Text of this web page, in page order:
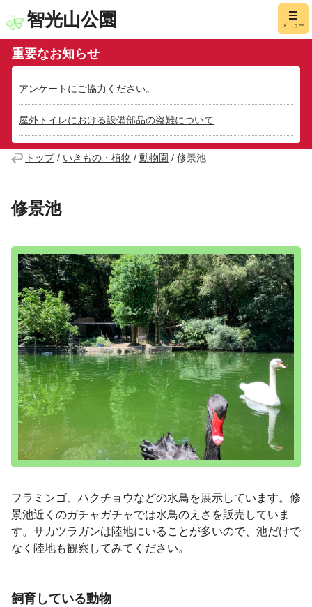
智光山公園 メニュー
重要なお知らせ
アンケートにご協力ください。
屋外トイレにおける設備部品の盗難について
トップ/ いきもの・植物 / 動物園 / 修景池
修景池
フラミンゴ、ハクチョウなどの水鳥を展示しています。修
景池近くのガチャガチャでは水鳥のえさを販売していま
す。サカツラガンは陸地にいることが多いので、池だけで
なく陸地も観察してみてください。
飼育している動物